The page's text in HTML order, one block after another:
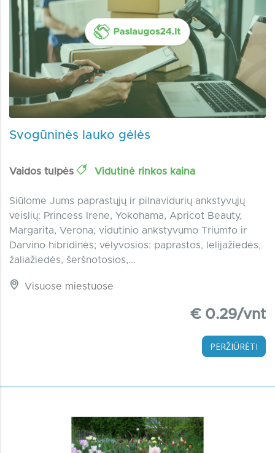
Svogūninės lauko gėlės
Vaidos tulpės Vidutinė rinkos kaina
Siūlome Jums paprastųjų ir pilnavidurių ankstyvųjų
veislių: Princess Irene, Yokohama, Apricot Beauty,
Margarita, Verona; vidutinio ankstyvumo Triumfo ir
Darvino hibridinės; vėlyvosios: paprastos, lelijažiedės,
žaliažiedės, šeršnotosios,...
Visuose miestuose
€ 0.29/vnt
PERŽIŪRĖTI